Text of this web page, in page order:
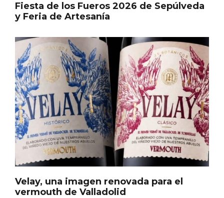
Fiesta de los Fueros 2026 de Sepúlveda
y Feria de Artesanía
Velay, una imagen renovada para el
vermouth de Valladolid